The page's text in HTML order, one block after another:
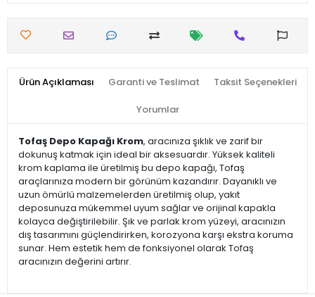
Ürün Açıklaması Garanti ve Teslimat Taksit Seçenekleri
Yorumlar
Tofaş Depo Kapağı Krom, aracınıza şıklık ve zarif bir
dokunuş katmak için ideal bir aksesuardır. Yüksek kaliteli
krom kaplama ile üretilmiş bu depo kapağı, Tofaş
araçlarınıza modern bir görünüm kazandırır. Dayanıklı ve
uzun ömürlü malzemelerden üretilmiş olup, yakıt
deposunuza mükemmel uyum sağlar ve orijinal kapakla
kolayca değiştirilebilir. Şık ve parlak krom yüzeyi, aracınızın
dış tasarımını güçlendirirken, korozyona karşı ekstra koruma
sunar. Hem estetik hem de fonksiyonel olarak Tofaş
aracınızın değerini artırır.